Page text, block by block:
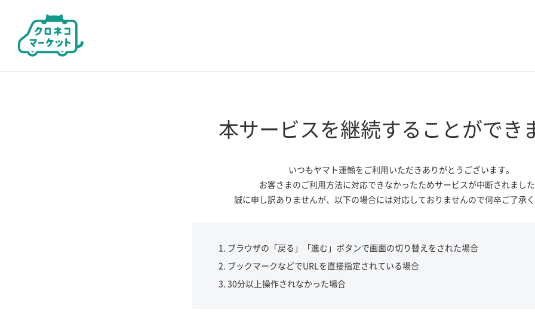
本サービスを継続する ことができ
いつもヤマト運輸をご利用いただきありがとうございます。
お客さまのご利用方法に対応できなかったためサービスが中断されました
誠に申し訳ありませんが、 以下の場合には対応しておりませんので何卒ご了承く
ブラウザの「戻る」「進む」ボタンで画面の切り替えをされた場合
ブックマークなどでURLを直接指定されている場合
30分以上操作されなかった場合